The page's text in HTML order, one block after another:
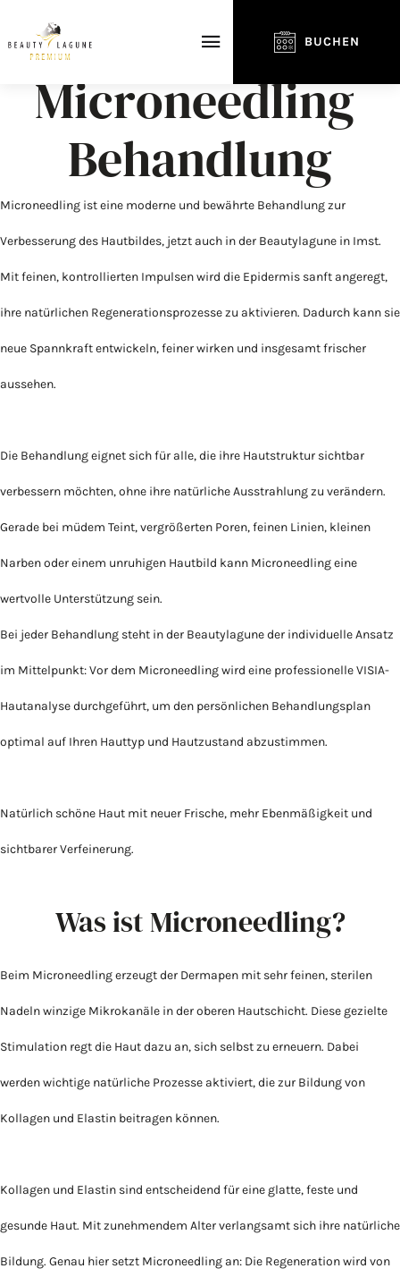
BUCHEN
Microneedling
Behandlung
Microneedling ist eine moderne und bewährte Behandlung zur
Verbesserung des Hautbildes, jetzt auch in der Beautylagune in Imst.
Mit feinen, kontrollierten Impulsen wird die Epidermis sanft angeregt,
ihre natürlichen Regenerationsprozesse zu aktivieren. Dadurch kann sie
neue Spannkraft entwickeln, feiner wirken und insgesamt frischer
aussehen.
Die Behandlung eignet sich für alle, die ihre Hautstruktur sichtbar
verbessern möchten, ohne ihre natürliche Ausstrahlung zu verändern.
Gerade bei müdem Teint, vergrößerten Poren, feinen Linien, kleinen
Narben oder einem unruhigen Hautbild kann Microneedling eine
wertvolle Unterstützung sein.
Bei jeder Behandlung steht in der Beautylagune der individuelle Ansatz
im Mittelpunkt: Vor dem Microneedling wird eine professionelle VISIA-
Hautanalyse durchgeführt, um den persönlichen Behandlungsplan
optimal auf Ihren Hauttyp und Hautzustand abzustimmen.
Natürlich schöne Haut mit neuer Frische, mehr Ebenmäßigkeit und
sichtbarer Verfeinerung.
Was ist Microneedling?
Beim Microneedling erzeugt der Dermapen mit sehr feinen, sterilen
Nadeln winzige Mikrokanäle in der oberen Hautschicht. Diese gezielte
Stimulation regt die Haut dazu an, sich selbst zu erneuern. Dabei
werden wichtige natürliche Prozesse aktiviert, die zur Bildung von
Kollagen und Elastin beitragen können.
Kollagen und Elastin sind entscheidend für eine glatte, feste und
gesunde Haut. Mit zunehmendem Alter verlangsamt sich ihre natürliche
Bildung. Genau hier setzt Microneedling an: Die Regeneration wird von